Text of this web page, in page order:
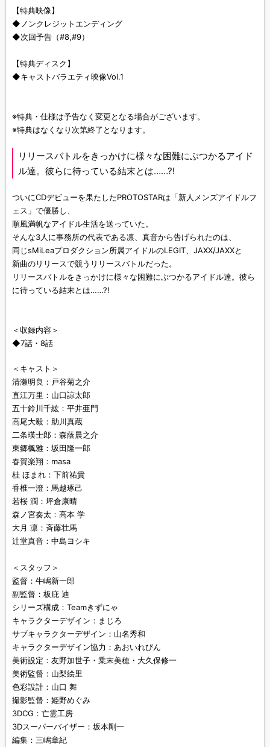
【特典映像】
◆ノンクレジットエンディング
◆次回予告（#8,#9）
【特典ディスク】
◆キャストバラエティ映像Vol.1
※特典・仕様は予告なく変更となる場合がございます。
※特典はなくなり次第終了となります。
リリースバトルをきっかけに様々な困難にぶつかるアイド
ル達。彼らに待っている結末とは……?!
ついにCDデビューを果たしたPROTOSTARは「新人メンズアイドルフ
ェス」で優勝し、
順風満帆なアイドル生活を送っていた。
そんな3人に事務所の代表である凛、真音から告げられたのは、
同じsMiLeaプロダクション所属アイドルのLEGIT、JAXX/JAXXと
新曲のリリースで競うリリースバトルだった。
リリースバトルをきっかけに様々な困難にぶつかるアイドル達。彼ら
に待っている結末とは……?!
＜収録内容＞
◆7話・8話
＜キャスト＞
清瀬明良：戸谷菊之介
直江万里：山口諒太郎
五十鈴川千紘：平井亜門
高尾大毅：助川真蔵
二条瑛士郎：森蔭晨之介
東郷楓雅：坂田隆一郎
春賀楽翔：masa
桂 ほまれ：下前祐貴
香椎一澄：馬越琢己
若桜 潤：坪倉康晴
森ノ宮奏太：高本 学
大月 凛：斉藤壮馬
辻堂真音：中島ヨシキ
＜スタッフ＞
監督：牛嶋新一郎
副監督：板庇 迪
シリーズ構成：Teamきずにゃ
キャラクターデザイン：まじろ
サブキャラクターデザイン：山名秀和
キャラクターデザイン協力：あおいれびん
美術設定：友野加世子・乗末美穂・大久保修一
美術監督：山梨絵里
色彩設計：山口 舞
撮影監督：姫野めぐみ
3DCG：亡霊工房
3Dスーパーバイザー：坂本剛一
編集：三嶋章紀